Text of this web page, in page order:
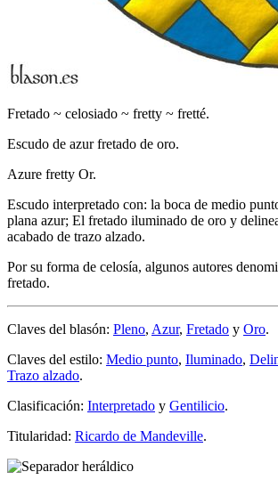
Fretado ~ celosiado ~ fretty ~ fretté.
Escudo de azur fretado de oro.
Azure fretty Or.
Escudo interpretado con: la boca de medio
plana azur; El fretado iluminado de oro y
acabado de trazo alzado.
Por su forma de celosía, algunos autores
fretado.
Claves del blasón: Pleno, Azur, Fretado y Oro.
Claves del estilo: Medio punto, Iluminado,
Trazo alzado.
Clasificación: Interpretado y Gentilicio.
Titularidad: Ricardo de Mandeville.